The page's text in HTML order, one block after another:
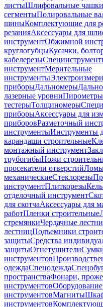
листыШлифовальные чашки
сегментыПолировальные
шиныКомплектующие для
резанияАксессуары для
инструментОбжимной
круглогубцыКусачки,
кабелерезы
инструментМерительные
инструменты
приборыДальномеры
лазерные уровниПирометры
тестерыТолщиномеры
приборыАксессуары для
приборовРазметочный
инструментыИнструменты
карандаши строительные
монтажный инструмент
трубогибыНожи
просекатели отверстий
механическиеСтеклорезы
инструментПлиткорезы
отделочный инструмент
для скотчаАксессуары для
работПленки строительные
стремянкиЧердачные
лестницПодъемники
защитыСредства
защитыОгнетушители
инструментов
одеждаСпецодежда
пространстваФонари,
инструментовОборудование
инструментовМагниты
инструментов